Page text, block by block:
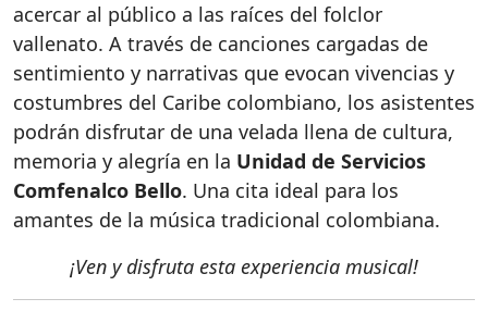
acercar al público a las raíces del folclor
vallenato. A través de canciones cargadas de
sentimiento y narrativas que evocan vivencias y
costumbres del Caribe colombiano, los asistentes
podrán disfrutar de una velada llena de cultura,
memoria y alegría en la Unidad de Servicios
Comfenalco Bello. Una cita ideal para los
amantes de la música tradicional colombiana.
¡Ven y disfruta esta experiencia musical!